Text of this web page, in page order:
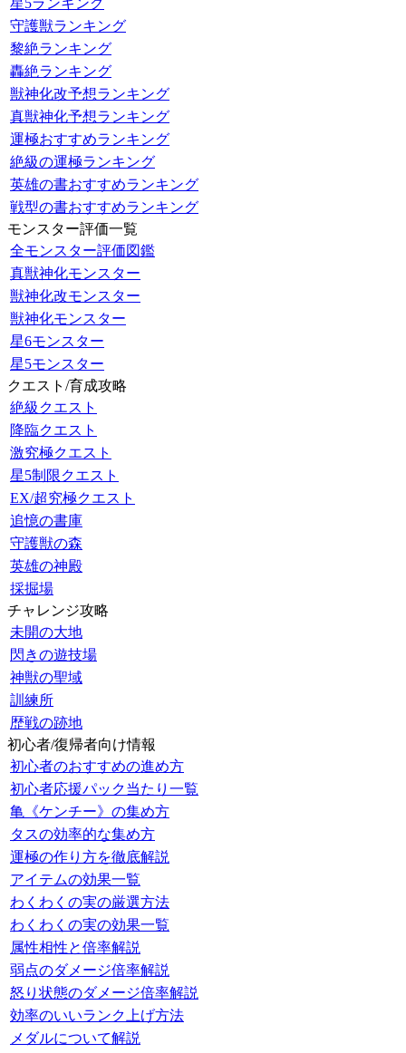
星5ランキング
守護獣ランキング
黎絶ランキング
轟絶ランキング
獣神化改予想ランキング
真獣神化予想ランキング
運極おすすめランキング
絶級の運極ランキング
英雄の書おすすめランキング
戦型の書おすすめランキング
モンスター評価一覧
全モンスター評価図鑑
真獣神化モンスター
獣神化改モンスター
獣神化モンスター
星6モンスター
星5モンスター
クエスト/育成攻略
絶級クエスト
降臨クエスト
激究極クエスト
星5制限クエスト
EX/超究極クエスト
追憶の書庫
守護獣の森
英雄の神殿
採掘場
チャレンジ攻略
未開の大地
閃きの遊技場
神獣の聖域
訓練所
歴戦の跡地
初心者/復帰者向け情報
初心者のおすすめの進め方
初心者応援パック当たり一覧
亀《ケンチー》の集め方
タスの効率的な集め方
運極の作り方を徹底解説
アイテムの効果一覧
わくわくの実の厳選方法
わくわくの実の効果一覧
属性相性と倍率解説
弱点のダメージ倍率解説
怒り状態のダメージ倍率解説
効率のいいランク上げ方法
メダルについて解説